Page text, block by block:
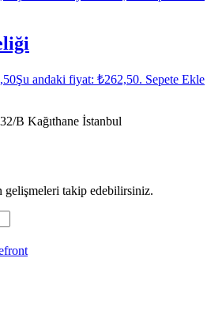
Şu andaki fiyat: ₺262,50. Sepete Ekle
B Kağıthane İstanbul
gelişmeleri takip edebilirsiniz.